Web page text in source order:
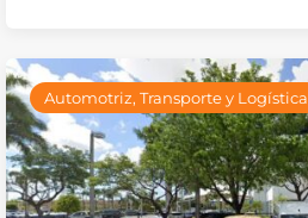
Automotriz, Transporte y Logística